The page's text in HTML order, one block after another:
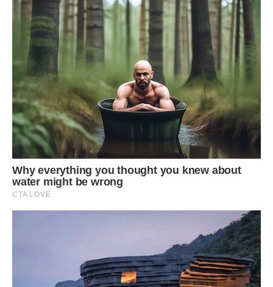
бабуся.
Першим моїм кроком до самостійності і першим
скандалом стала заява про те, що я хочу переїхати в
свою квартиру. Мати кричала і плакала. Стверджувала, що
я не впораюся з вихованням дочки, що дівчинка буде
вічно голодна, що… Вона несла таку нісенітницю!
Замовкла лише тоді, коли я сказала, що Катруся стане
ходити в елітний садочок. Не возити ж її вранці в
переповненому транспорті? Погодилася, але зажадала
дати їй ключі від моєї квартири. Що було робити? Знову
підкорилася! Одного разу в суботу зателефонувала їй:
– Можеш сьогодні ввечері посидіти з Катрусею?